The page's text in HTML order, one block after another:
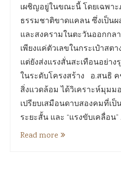
เผชิญอยู่ในขณะนี้ โดยเฉพา
ธรรมชาติขาดแคลน ซึ่งเป็น
และสงครามในตะวันออกกล
เพียงแค่ตัวเลขในกระเป๋าส
แต่ยังส่งแรงสั่นสะเทือนอย่าง
ในระดับโครงสร้าง อ.สนธิ
สิ่งแวดล้อม ได้วิเคราะห์มุม
เปรียบเสมือนดาบสองคมที่เป็
ระยะสั้น และ “แรงขับเคลื่อน”
Read more